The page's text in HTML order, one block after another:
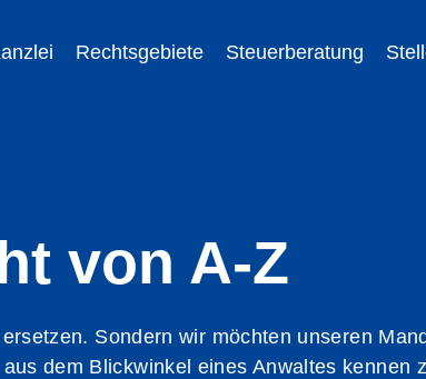
Rechtsgebiete Steuerberatung
von A-Z
Sondern wir möchten unseren
dem Blickwinkel eines Anwaltes kennen